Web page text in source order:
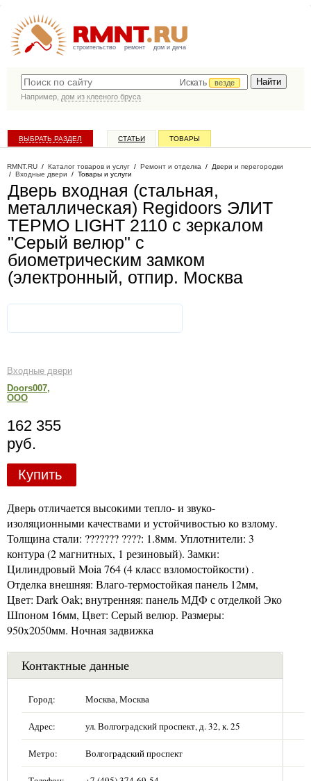
строительство ремонт дом и дача
Искать
везде
Например, дом из клееного бруса
ВЫБРАТЬ РАЗДЕЛ СТАТЬИ ТОВАРЫ
RMNT.RU / Каталог товаров и услуг / Ремонт и отделка / Двери и перегородки
/ Входные двери / Товары и услуги
Дверь входная (стальная,
металлическая) Regidoors ЭЛИТ
ТЕРМО LIGHT 2110 с зеркалом
"Серый велюр" с
биометрическим замком
(электронный, отпир. Москва
Входные двери
Doors007,
ООО
162 355
руб.
Купить
Дверь отличается высокими тепло- и звуко-
изоляционными качествами и устойчивостью ко взлому.
Толщина стали: ??????? ????: 1.8мм. Уплотнители: 3
контура (2 магнитных, 1 резиновый). Замки:
Цилиндровый Moia 764 (4 класс взломостойкости) .
Отделка внешняя: Влаго-термостойкая панель 12мм,
Цвет: Dark Oak; внутренняя: панель МДФ с отделкой Эко
Шпоном 16мм, Цвет: Серый велюр. Размеры:
950x2050мм. Ночная задвижка
Контактные данные
Город: Москва, Москва
Адрес: ул. Волгоградский проспект, д. 32, к. 25
Метро: Волгоградский проспект